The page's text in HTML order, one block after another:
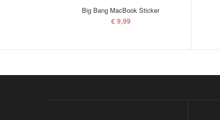
Big Bang MacBook Sticker
€ 9,99